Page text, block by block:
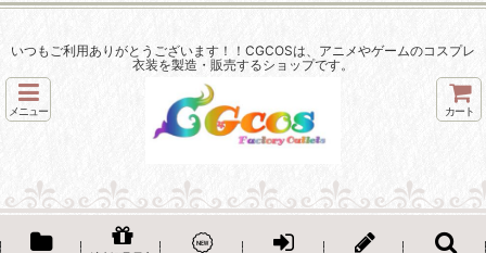
いつもご利用ありがとうございます！！CGCOSは、アニメやゲームのコスプレ
衣装を製造・販売するショップです。
メニュー カート